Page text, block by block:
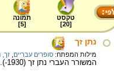
טקסט
[
20
]
תמונה
[
5
]
נתן זך
מילות המפתח: סופרים עבריים זך,
המשורר העברי נתן זך (1930-).